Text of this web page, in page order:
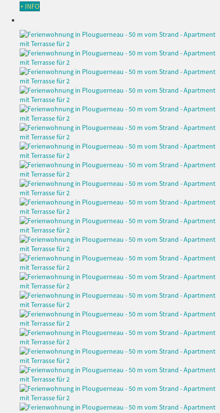
+ INFO